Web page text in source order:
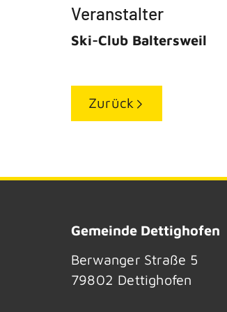
Veranstalter
Ski-Club Baltersweil
Zurück
Gemeinde Dettighofen
Berwanger Straße 5
79802 Dettighofen